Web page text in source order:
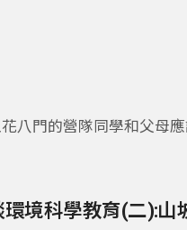
八門的營隊同學和父母應